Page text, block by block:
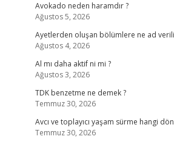
Avokado neden haramdır ?
Ağustos 5, 2026
Ayetlerden oluşan bölümlere ne ad
Ağustos 4, 2026
Al mı daha aktif ni mi ?
Ağustos 3, 2026
TDK benzetme ne demek ?
Temmuz 30, 2026
Avcı ve toplayıcı yaşam sürme hangi
Temmuz 30, 2026